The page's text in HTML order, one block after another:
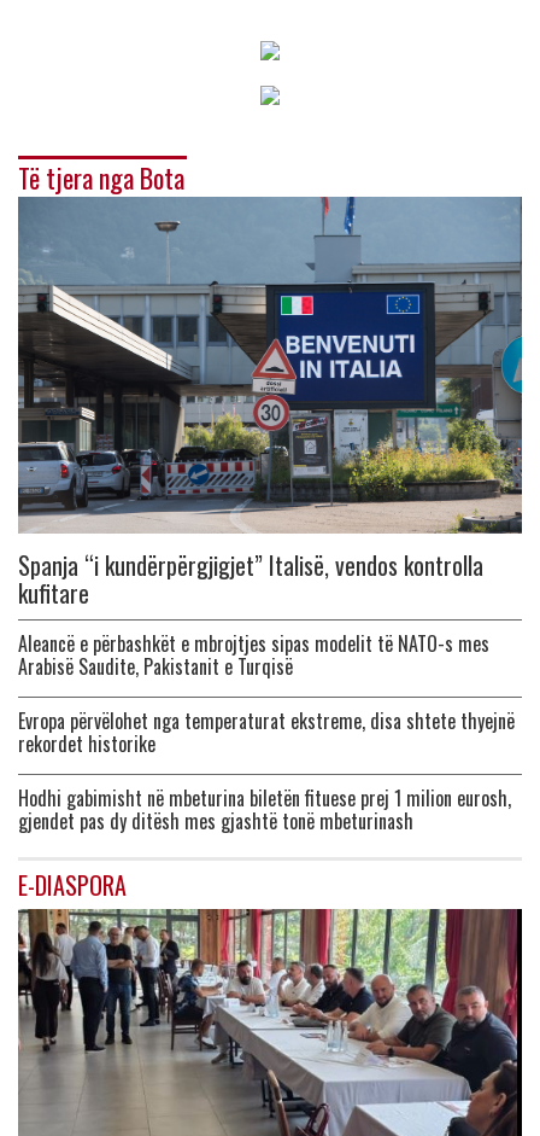
Të tjera nga Bota
Spanja “i kundërpërgjigjet” Italisë, vendos kontrolla
kufitare
Aleancë e përbashkët e mbrojtjes sipas modelit të NATO-s mes
Arabisë Saudite, Pakistanit e Turqisë
Evropa përvëlohet nga temperaturat ekstreme, disa shtete thyejnë
rekordet historike
Hodhi gabimisht në mbeturina biletën fituese prej 1 milion eurosh,
gjendet pas dy ditësh mes gjashtë tonë mbeturinash
E-DIASPORA